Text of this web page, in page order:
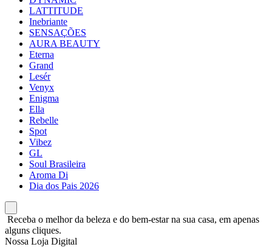
LATTITUDE
Inebriante
SENSAÇÕES
AURA BEAUTY
Eterna
Grand
Lesér
Venyx
Enigma
Ella
Rebelle
Spot
Vibez
GL
Soul Brasileira
Aroma Di
Dia dos Pais 2026
Receba o melhor da beleza e do bem-estar na sua casa, em apenas
alguns cliques.
Nossa Loja Digital